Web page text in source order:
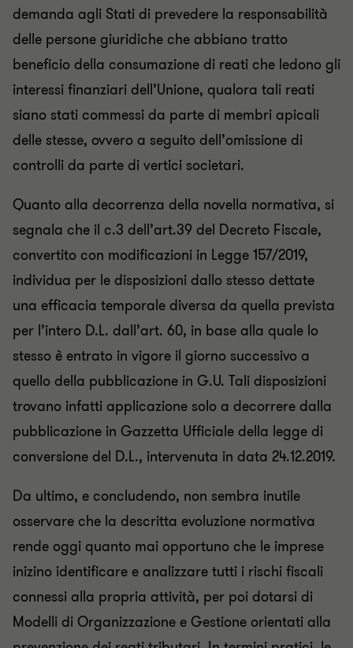
demanda agli Stati di prevedere la responsabilità
delle persone giuridiche che abbiano tratto
beneficio della consumazione di reati che ledono gli
interessi finanziari dell’Unione, qualora tali reati
siano stati commessi da parte di membri apicali
delle stesse, ovvero a seguito dell’omissione di
controlli da parte di vertici societari.
Quanto alla decorrenza della novella normativa, si
segnala che il c.3 dell’art.39 del Decreto Fiscale,
convertito con modificazioni in Legge 157/2019,
individua per le disposizioni dallo stesso dettate
una efficacia temporale diversa da quella prevista
per l’intero D.L. dall’art. 60, in base alla quale lo
stesso è entrato in vigore il giorno successivo a
quello della pubblicazione in G.U. Tali disposizioni
trovano infatti applicazione solo a decorrere dalla
pubblicazione in Gazzetta Ufficiale della legge di
conversione del D.L., intervenuta in data 24.12.2019.
Da ultimo, e concludendo, non sembra inutile
osservare che la descritta evoluzione normativa
rende oggi quanto mai opportuno che le imprese
inizino identificare e analizzare tutti i rischi fiscali
connessi alla propria attività, per poi dotarsi di
Modelli di Organizzazione e Gestione orientati alla